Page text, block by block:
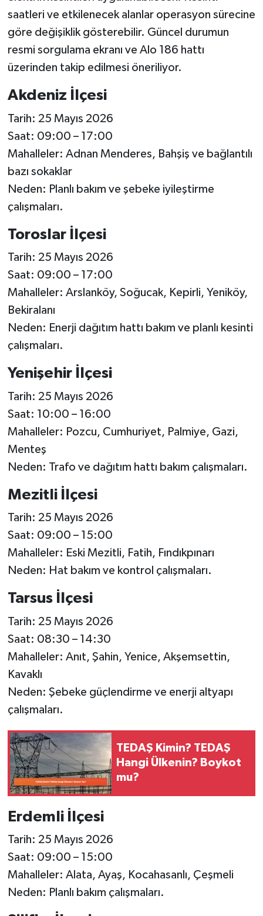
saatleri ve etkilenecek alanlar operasyon sürecine
göre değişiklik gösterebilir. Güncel durumun
resmi sorgulama ekranı ve Alo 186 hattı
üzerinden takip edilmesi öneriliyor.
Akdeniz İlçesi
Tarih: 25 Mayıs 2026
Saat: 09:00 – 17:00
Mahalleler: Adnan Menderes, Bahşiş ve bağlantılı
bazı sokaklar
Neden: Planlı bakım ve şebeke iyileştirme
çalışmaları.
Toroslar İlçesi
Tarih: 25 Mayıs 2026
Saat: 09:00 – 17:00
Mahalleler: Arslanköy, Soğucak, Kepirli, Yeniköy,
Bekiralanı
Neden: Enerji dağıtım hattı bakım ve planlı kesinti
çalışmaları.
Yenişehir İlçesi
Tarih: 25 Mayıs 2026
Saat: 10:00 – 16:00
Mahalleler: Pozcu, Cumhuriyet, Palmiye, Gazi,
Menteş
Neden: Trafo ve dağıtım hattı bakım çalışmaları.
Mezitli İlçesi
Tarih: 25 Mayıs 2026
Saat: 09:00 – 15:00
Mahalleler: Eski Mezitli, Fatih, Fındıkpınarı
Neden: Hat bakım ve kontrol çalışmaları.
Tarsus İlçesi
Tarih: 25 Mayıs 2026
Saat: 08:30 – 14:30
Mahalleler: Anıt, Şahin, Yenice, Akşemsettin,
Kavaklı
Neden: Şebeke güçlendirme ve enerji altyapı
çalışmaları.
TEDAŞ Kimin? TEDAŞ
Hangi Ülkenin? Boykot
mu?
Erdemli İlçesi
Tarih: 25 Mayıs 2026
Saat: 09:00 – 15:00
Mahalleler: Alata, Ayaş, Kocahasanlı, Çeşmeli
Neden: Planlı bakım çalışmaları.